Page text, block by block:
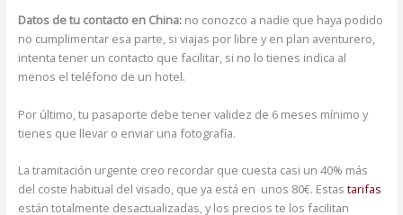
Datos de tu contacto en China:no conozco a nadie que haya podido
no cumplimentar esa parte, si viajas por libre y en plan aventurero,
intenta tener un contacto que facilitar, si no lo tienes indica al
menos el teléfono de un hotel.
Por último, tu pasaporte debe tener validez de 6 meses mínimo y
tienes que llevar o enviar una fotografía.
La tramitación urgente creo recordar que cuesta casi un 40% más
del coste habitual del visado, que ya está en unos 80€. Estas tarifas
están totalmente desactualizadas, y los precios te los facilitan